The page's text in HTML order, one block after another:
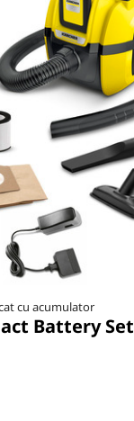
cu acumulator
Battery Set